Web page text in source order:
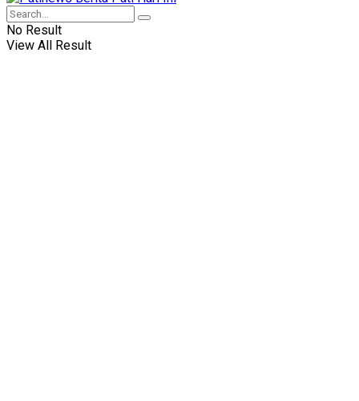
No Result
View All Result